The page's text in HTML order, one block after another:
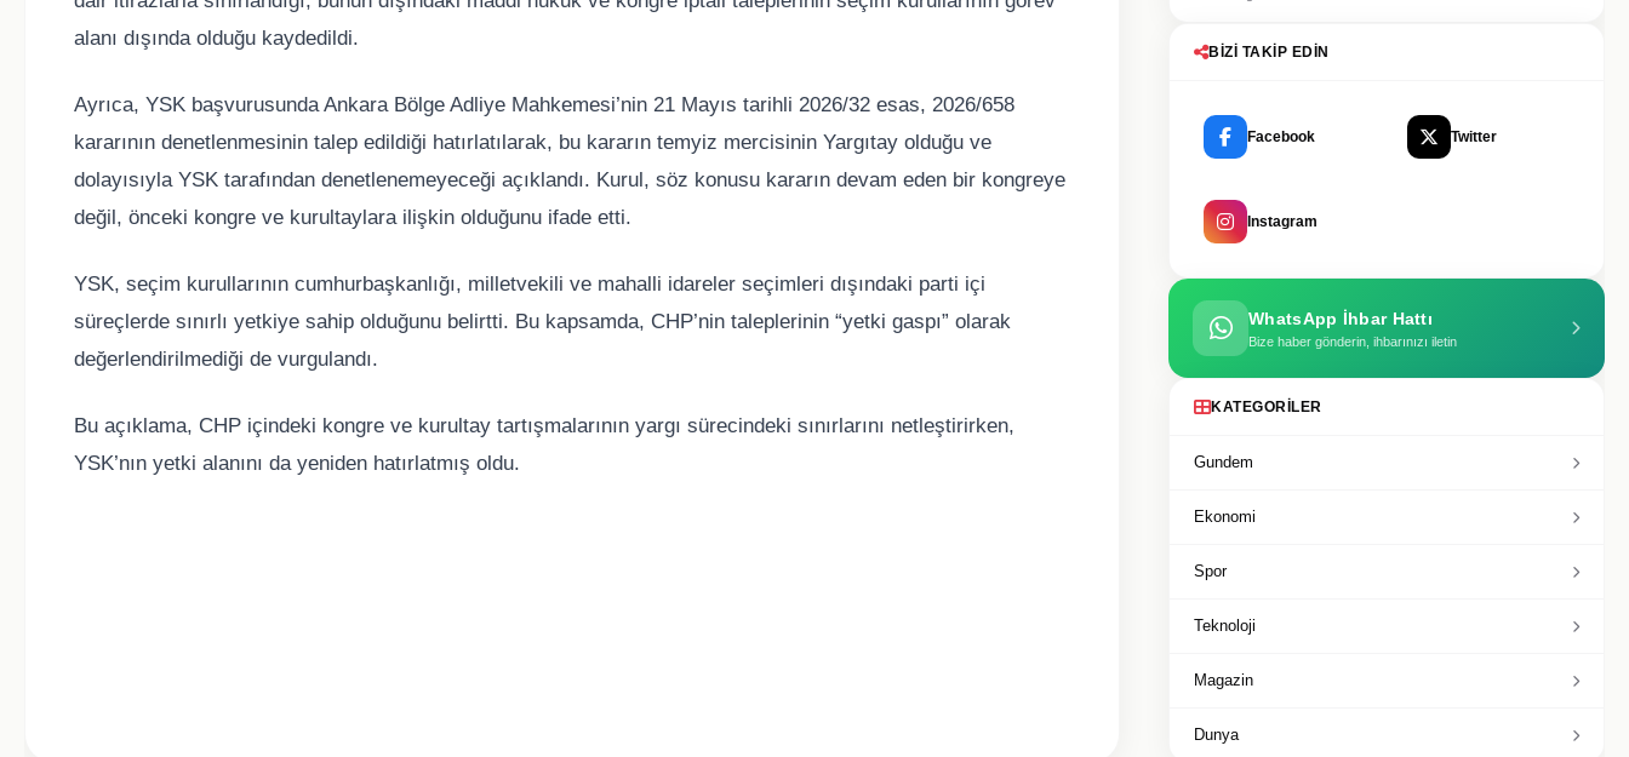
alanı dışında olduğu kaydedildi.
Ayrıca, YSK başvurusunda Ankara Bölge Adliye Mahkemesi’nin 21 Mayıs tarihli 2026/32 esas, 2026/658
kararının denetlenmesinin talep edildiği hatırlatılarak, bu kararın temyiz mercisinin Yargıtay olduğu ve
dolayısıyla YSK tarafından denetlenemeyeceği açıklandı. Kurul, söz konusu kararın devam eden bir kongreye
değil, önceki kongre ve kurultaylara ilişkin olduğunu ifade etti.
YSK, seçim kurullarının cumhurbaşkanlığı, milletvekili ve mahalli idareler seçimleri dışındaki parti içi
süreçlerde sınırlı yetkiye sahip olduğunu belirtti. Bu kapsamda, CHP’nin taleplerinin “yetki gaspı” olarak
değerlendirilmediği de vurgulandı.
Bu açıklama, CHP içindeki kongre ve kurultay tartışmalarının yargı sürecindeki sınırlarını netleştirirken,
YSK’nın yetki alanını da yeniden hatırlatmış oldu.
BIZI TAKIP EDIN
Facebook Twitter
Instagram
WhatsApp İhbar Hattı
Bize haber gönderin, ihbarınızı iletin
KATEGORILER
Gundem
Ekonomi
Spor
Teknoloji
Magazin
Dunya